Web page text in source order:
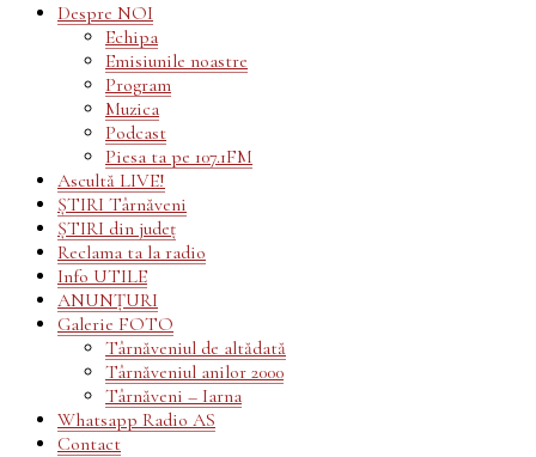
Despre NOI
Echipa
Emisiunile noastre
Program
Muzica
Podcast
Piesa ta pe 107.1FM
Ascultă LIVE!
ȘTIRI Târnăveni
ȘTIRI din județ
Reclama ta la radio
Info UTILE
ANUNȚURI
Galerie FOTO
Târnăveniul de altădată
Târnăveniul anilor 2000
Târnăveni – Iarna
Whatsapp Radio AS
Contact